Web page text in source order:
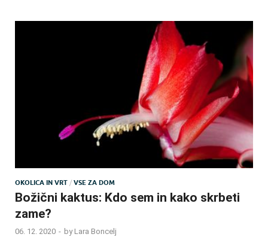
OKOLICA IN VRT / VSE ZA DOM
Božični kaktus: Kdo sem in kako skrbeti
zame?
06. 12. 2020 - by Lara Boncelj